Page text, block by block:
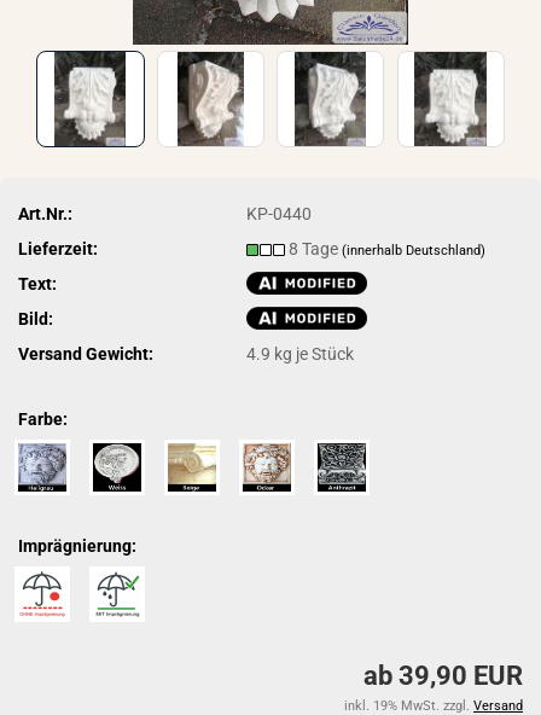
Art.Nr.:
KP-0440
Lieferzeit:
8 Tage(innerhalb Deutschland)
Text:
Bild:
Versand Gewicht:
4.9 kg je Stück
Farbe:
Imprägnierung:
ab 39,90 EUR
inkl. 19% MwSt. zzgl. Versand